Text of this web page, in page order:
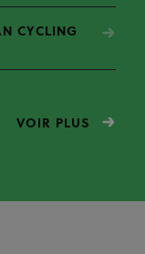
CYCLING
VOIR PLUS